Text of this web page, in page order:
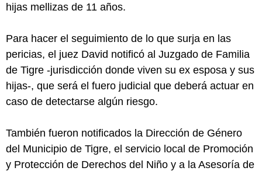
hijas mellizas de 11 años.
Para hacer el seguimiento de lo que surja en las
pericias, el juez David notificó al Juzgado de Familia
de Tigre -jurisdicción donde viven su ex esposa y sus
hijas-, que será el fuero judicial que deberá actuar en
caso de detectarse algún riesgo.
También fueron notificados la Dirección de Género
del Municipio de Tigre, el servicio local de Promoción
y Protección de Derechos del Niño y a la Asesoría de